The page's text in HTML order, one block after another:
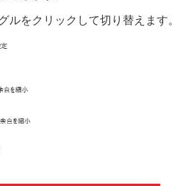
ルをクリックして切り替えます。